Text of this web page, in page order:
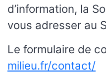
d’information, la
vous adresser au
Le formulaire de
milieu.fr/contact/